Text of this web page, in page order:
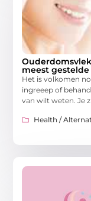
meest gestelde
Het is volkomen
ingreeep of
van wilt weten. Je
Health /